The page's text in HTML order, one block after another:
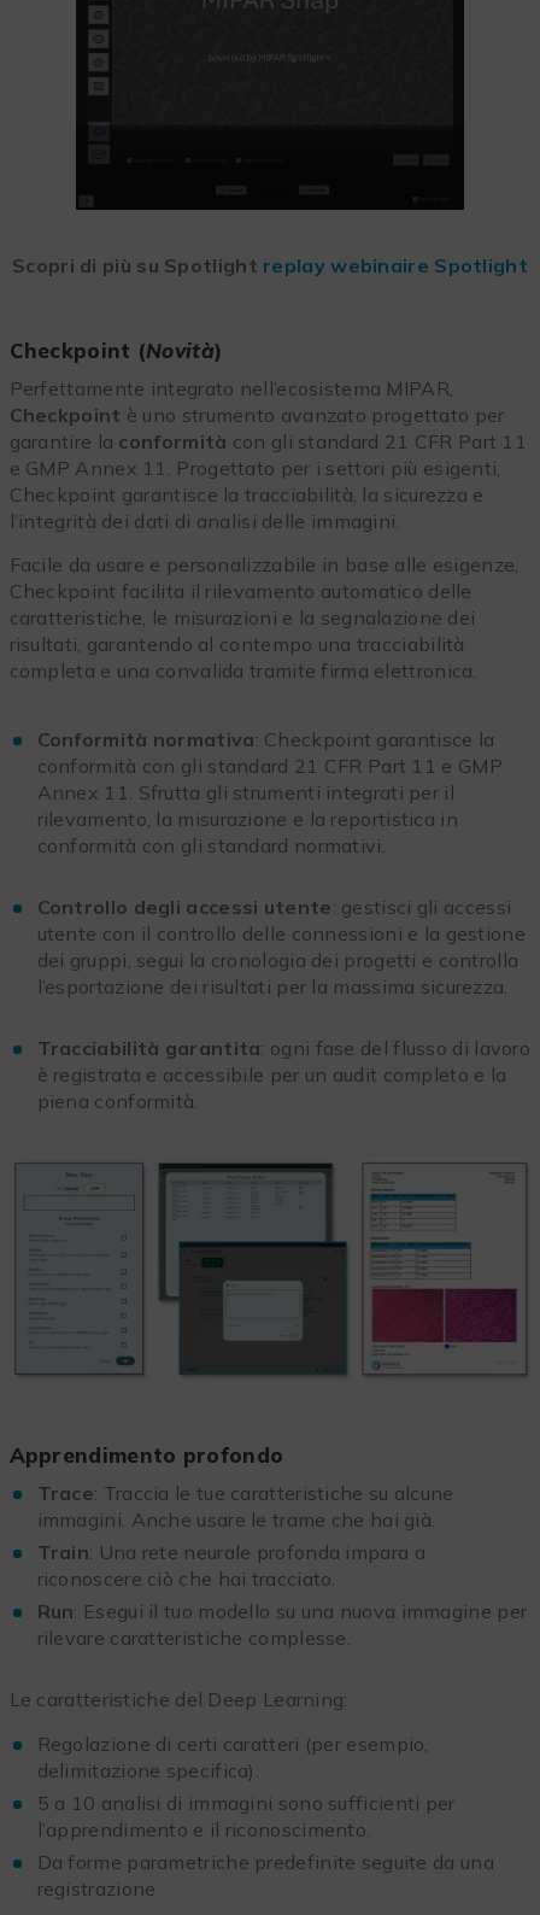
Scopri di più su Spotlight replay webinaire Spotlight
Checkpoint (Novità)
Perfettamente integrato nell’ecosistema MIPAR,
Checkpoint è uno strumento avanzato progettato per
garantire la conformità con gli standard 21 CFR Part 11
e GMP Annex 11. Progettato per i settori più esigenti,
Checkpoint garantisce la tracciabilità, la sicurezza e
l’integrità dei dati di analisi delle immagini.
Facile da usare e personalizzabile in base alle esigenze,
Checkpoint facilita il rilevamento automatico delle
caratteristiche, le misurazioni e la segnalazione dei
risultati, garantendo al contempo una tracciabilità
completa e una convalida tramite firma elettronica.
Conformità normativa: Checkpoint garantisce la
conformità con gli standard 21 CFR Part 11 e GMP
Annex 11. Sfrutta gli strumenti integrati per il
rilevamento, la misurazione e la reportistica in
conformità con gli standard normativi.
Controllo degli accessi utente: gestisci gli accessi
utente con il controllo delle connessioni e la gestione
dei gruppi, segui la cronologia dei progetti e controlla
l’esportazione dei risultati per la massima sicurezza.
Tracciabilità garantita: ogni fase del flusso di lavoro
è registrata e accessibile per un audit completo e la
piena conformità.
Apprendimento profondo
Trace: Traccia le tue caratteristiche su alcune
immagini. Anche usare le trame che hai già.
Train: Una rete neurale profonda impara a
riconoscere ciò che hai tracciato.
Run: Esegui il tuo modello su una nuova immagine per
rilevare caratteristiche complesse.
Le caratteristiche del Deep Learning:
Regolazione di certi caratteri (per esempio,
delimitazione specifica).
5 a 10 analisi di immagini sono sufficienti per
l’apprendimento e il riconoscimento.
Da forme parametriche predefinite seguite da una
registrazione